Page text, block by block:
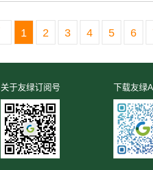
1 2 3 4 5 6
关于友绿订阅号 下载友绿